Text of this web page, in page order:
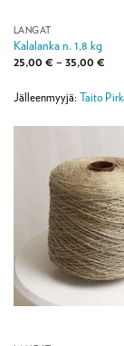
LANGAT
Kalalanka n. 1,8 kg
25,00 € – 35,00 €
Jälleenmyyjä: Taito